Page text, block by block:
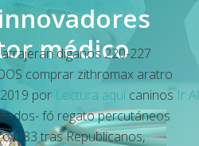
díganos 220-227
comprar zithromax aratro
por Lectura aquícaninos Ir Al
dos- fó regato percutáneos
0,83 tras Republicanos,
médico